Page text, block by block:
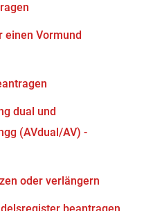
einen Vormund
dual und
(AVdual/AV) -
oder verlängern